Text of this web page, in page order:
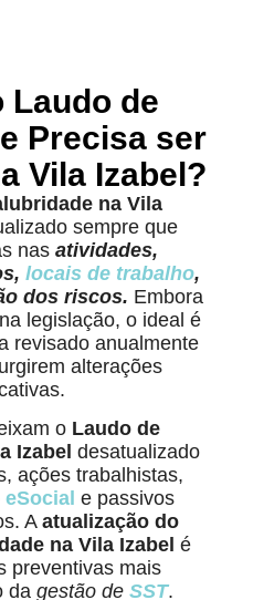
Laudo de
Precisa ser
Vila Izabel?
na Vila
sempre que
nas atividades,
locais de trabalho,
dos riscos. Embora
legislação, o ideal é
revisado anualmente
alterações
o Laudo de
Izabel desatualizado
ações trabalhistas,
eSocial e passivos
Aatualização do
na Vila Izabel é
preventivas mais
da gestão de SST.